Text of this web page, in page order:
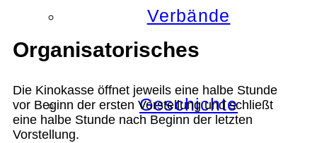
Verbände
Geschichte
Organisatorisches
Die Kinokasse öffnet jeweils eine halbe Stunde
vor Beginn der ersten Vorstellung und schließt
eine halbe Stunde nach Beginn der letzten
Vorstellung.